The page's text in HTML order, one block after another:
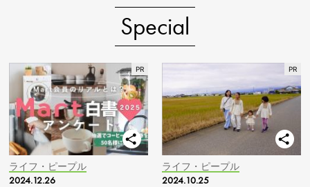
Special
ライフ・ピープル
2024.12.26
ライフ・ピープル
2024.10.25